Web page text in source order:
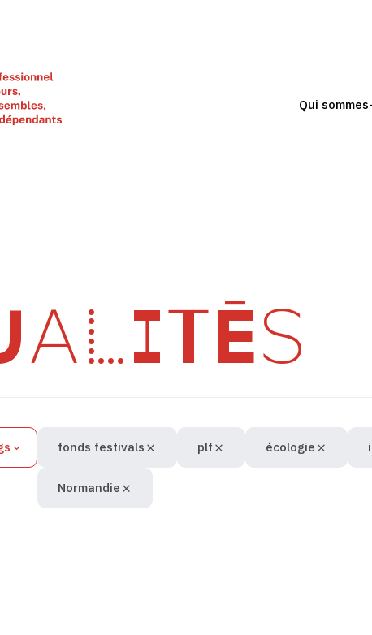
Qui
fonds festivals plf écologie
Normandie